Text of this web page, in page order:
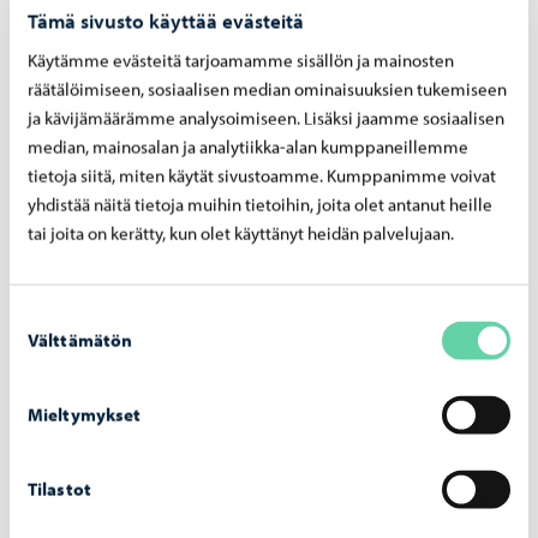
Tämä sivusto käyttää evästeitä
Käytämme evästeitä tarjoamamme sisällön ja mainosten
räätälöimiseen, sosiaalisen median ominaisuuksien tukemiseen
ja kävijämäärämme analysoimiseen. Lisäksi jaamme sosiaalisen
median, mainosalan ja analytiikka-alan kumppaneillemme
tietoja siitä, miten käytät sivustoamme. Kumppanimme voivat
yhdistää näitä tietoja muihin tietoihin, joita olet antanut heille
tai joita on kerätty, kun olet käyttänyt heidän palvelujaan.
valinta
Välttämätön
Mieltymykset
Tilastot
Toisin kuin monessa muussa kaupungissa, Porvoossa ei
ole valittu itsenäisyyspäivää koululaisten tanssiaisten
ajankohdaksi, vaan sen sijaan Porvoossa tuodaan esille
kaupungin omaa historiaa.
13.03.2025
toistaiseksi
Aleksanterinkadulla sijaitseva Walter Runebergin
veistoskokoelma suljetaan toistaiseksi. Veistoskokoelma
elokuuhun.